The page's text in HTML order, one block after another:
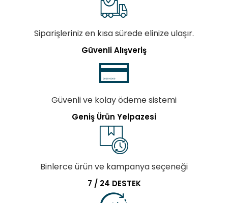
Siparişleriniz en kısa sürede elinize ulaşır.
Güvenli Alışveriş
Güvenli ve kolay ödeme sistemi
Geniş Ürün Yelpazesi
Binlerce ürün ve kampanya seçeneği
7 / 24 DESTEK